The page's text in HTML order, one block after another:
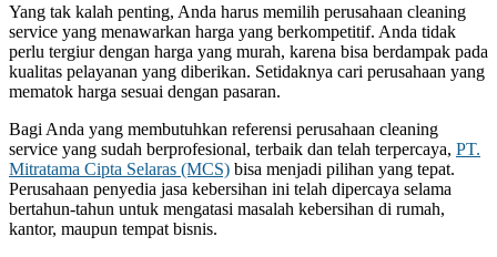
Yang tak kalah penting, Anda harus memilih perusahaan cleaning
service yang menawarkan harga yang berkompetitif. Anda tidak
perlu tergiur dengan harga yang murah, karena bisa berdampak pada
kualitas pelayanan yang diberikan. Setidaknya cari perusahaan yang
mematok harga sesuai dengan pasaran.
Bagi Anda yang membutuhkan referensi perusahaan cleaning
service yang sudah berprofesional, terbaik dan telah terpercaya, PT.
Mitratama Cipta Selaras (MCS) bisa menjadi pilihan yang tepat.
Perusahaan penyedia jasa kebersihan ini telah dipercaya selama
bertahun-tahun untuk mengatasi masalah kebersihan di rumah,
kantor, maupun tempat bisnis.